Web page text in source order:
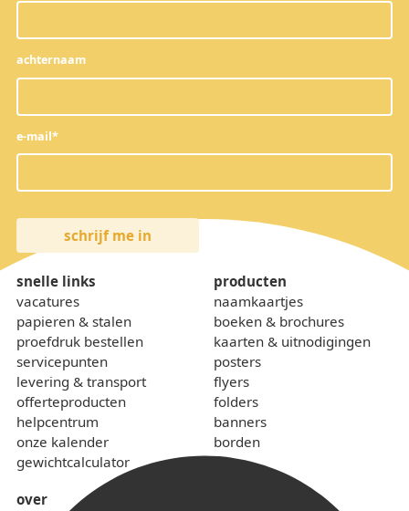
achternaam
e-mail*
snelle links
vacatures
papieren & stalen
proefdruk bestellen
servicepunten
levering & transport
offerteproducten
helpcentrum
onze kalender
gewichtcalculator
over
producten
naamkaartjes
boeken & brochures
kaarten & uitnodigingen
posters
flyers
folders
banners
borden